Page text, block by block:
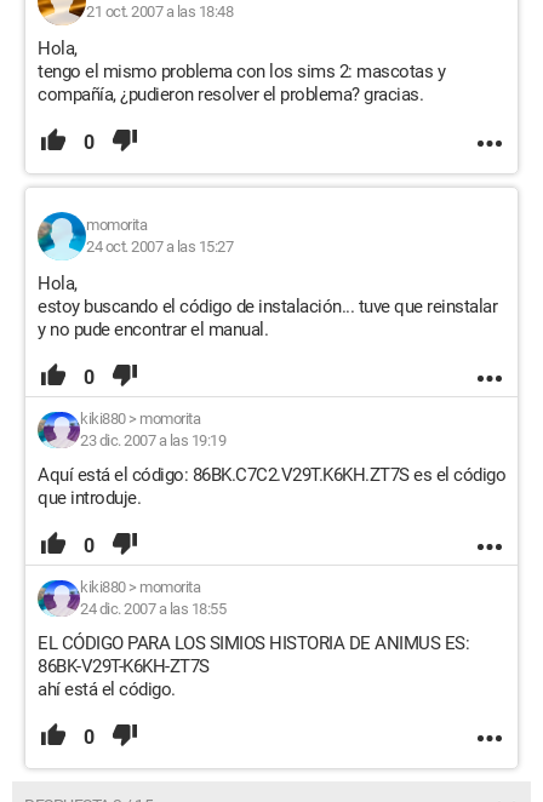
21 oct. 2007 a las 18:48
Hola,
tengo el mismo problema con los sims 2: mascotas y
compañía, ¿pudieron resolver el problema? gracias.
0
momorita
24 oct. 2007 a las 15:27
Hola,
estoy buscando el código de instalación... tuve que reinstalar
y no pude encontrar el manual.
0
kiki880> momorita
23 dic. 2007 a las 19:19
Aquí está el código: 86BK.C7C2.V29T.K6KH.ZT7S es el código
que introduje.
0
kiki880> momorita
24 dic. 2007 a las 18:55
EL CÓDIGO PARA LOS SIMIOS HISTORIA DE ANIMUS ES:
86BK-V29T-K6KH-ZT7S
ahí está el código.
0